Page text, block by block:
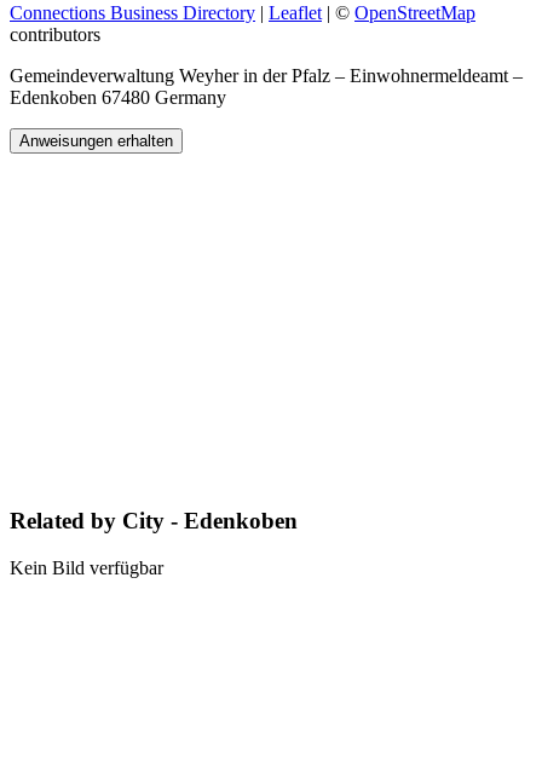
Connections Business Directory | Leaflet | © OpenStreetMap
contributors
Gemeindeverwaltung Weyher in der Pfalz – Einwohnermeldeamt –
Edenkoben 67480 Germany
Anweisungen erhalten
Related by City - Edenkoben
Kein Bild verfügbar